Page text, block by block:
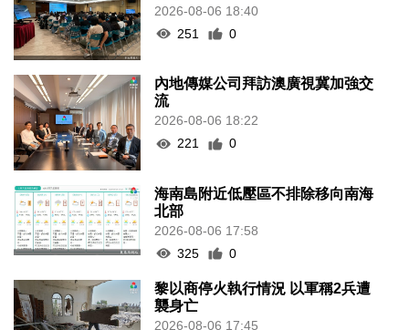
2026-08-06 18:40
251
0
內地傳媒公司拜訪澳廣視冀加強交
流
2026-08-06 18:22
221
0
海南島附近低壓區不排除移向南海
北部
2026-08-06 17:58
325
0
黎以商停火執行情況 以軍稱2兵遭
襲身亡
2026-08-06 17:45